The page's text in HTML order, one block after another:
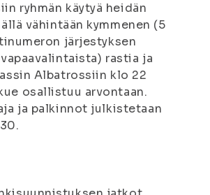
ryhmän käytyä heidän
vähintään kymmenen (5
järjestyksen
rastia ja
Albatrossiin klo 22
osallistuu arvontaan.
ja palkinnot julkistetaan